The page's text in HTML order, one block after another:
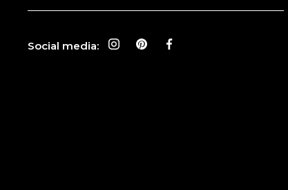
Social media: